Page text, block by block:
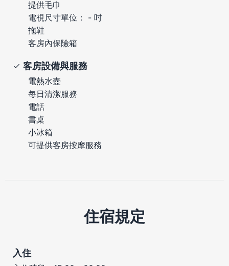
提供毛巾
電視尺寸單位： - 吋
拖鞋
客房內保險箱
客房設備與服務
電熱水壺
每日清潔服務
電話
書桌
小冰箱
可提供客房按摩服務
住宿規定
入住